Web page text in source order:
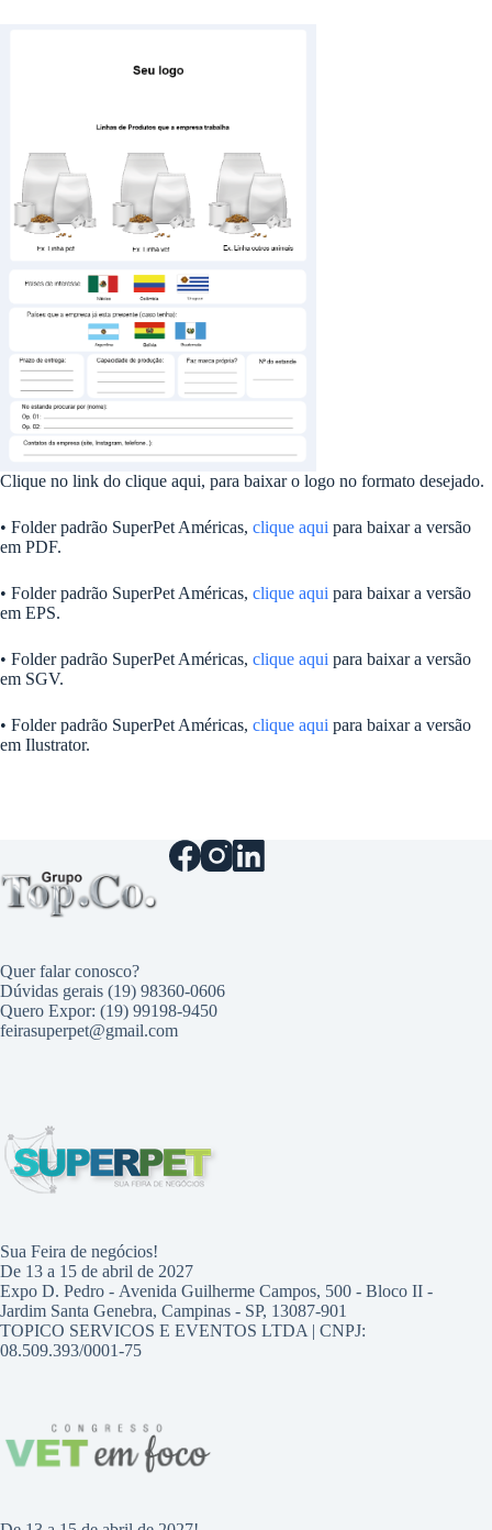
Clique no link do clique aqui, para baixar o logo no formato desejado.
• Folder padrão SuperPet Américas, clique aqui para baixar a versão
em PDF.
• Folder padrão SuperPet Américas, clique aqui para baixar a versão
em EPS.
• Folder padrão SuperPet Américas, clique aqui para baixar a versão
em SGV.
• Folder padrão SuperPet Américas, clique aqui para baixar a versão
em Ilustrator.
Quer falar conosco?
Dúvidas gerais (19) 98360-0606
Quero Expor: (19) 99198-9450
feirasuperpet@gmail.com
Sua Feira de negócios!
De 13 a 15 de abril de 2027
Expo D. Pedro - Avenida Guilherme Campos, 500 - Bloco II -
Jardim Santa Genebra, Campinas - SP, 13087-901
TOPICO SERVICOS E EVENTOS LTDA | CNPJ:
08.509.393/0001-75